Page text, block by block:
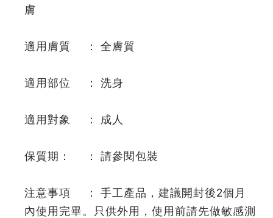
膚
適用膚質 ： 全膚質
適用部位 ： 洗身
適用對象 ： 成人
保質期： ： 請參閱包裝
注意事項 ： 手工產品，建議開封後2個月
內使用完畢。只供外用，使用前請先做敏感測